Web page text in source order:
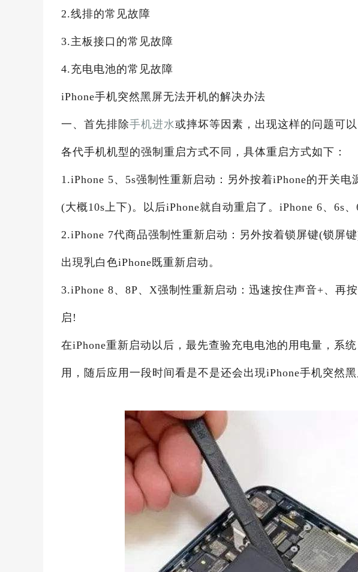
2.线排的常见故障
3.主板接口的常见故障
4.充电电池的常见故障
iPhone手机突然黑屏无法开机的解决办法
一、首先排除手机进水或摔坏等因素，出现这样的问题可
各代手机机型的强制重启方式不同，具体重启方式如下：
1.iPhone 5、5s强制性重新启动：另外按着iPhone的开关电
(大概10s上下)。以后iPhone就自动重启了。iPhone 6、6s、
2.iPhone 7代商品强制性重新启动：另外按着锁屏键(锁屏
出現乳白色iPhone既重新启动。
3.iPhone 8、8P、X强制性重新启动：迅速按住声音+、再
启!
在iPhone重新启动以后，最先查验充电电池的用电量，系
用，随后应用一段时间看是不是还会出現iPhone手机突然黑